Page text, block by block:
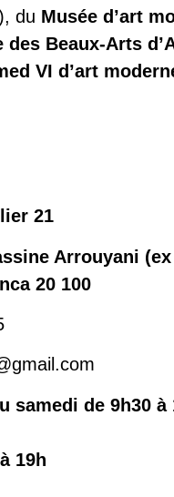
du Musée d’art
des Beaux-Arts
VI d’art
21
Arrouyani
20 100
samedi de 9h30 à
19h